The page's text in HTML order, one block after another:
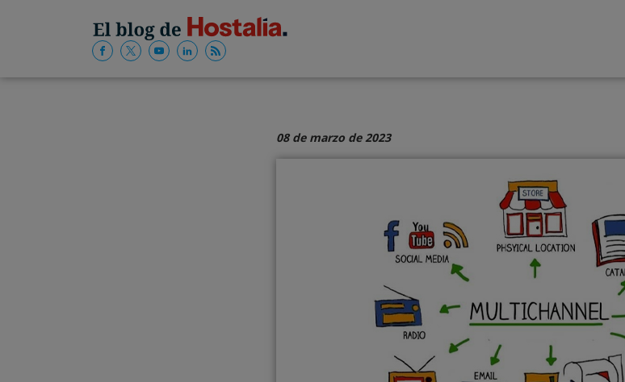
08 de marzo de 2023